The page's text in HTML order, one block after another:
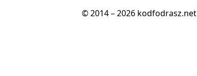
© 2014 – 2026 kodfodrasz.net